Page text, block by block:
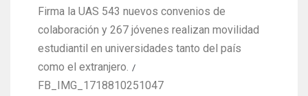
Firma la UAS 543 nuevos convenios de
colaboración y 267 jóvenes realizan movilidad
estudiantil en universidades tanto del país
como el extranjero.
FB_IMG_1718810251047